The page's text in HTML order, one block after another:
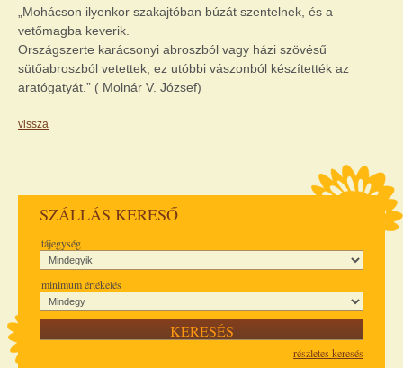
„Mohácson ilyenkor szakajtóban búzát szentelnek, és a
vetőmagba keverik.
Országszerte karácsonyi abroszból vagy házi szövésű
sütőabroszból vetettek, ez utóbbi vászonból készítették az
aratógatyát.” ( Molnár V. József)
vissza
SZÁLLÁS KERESŐ
tájegység
minimum értékelés
részletes keresés